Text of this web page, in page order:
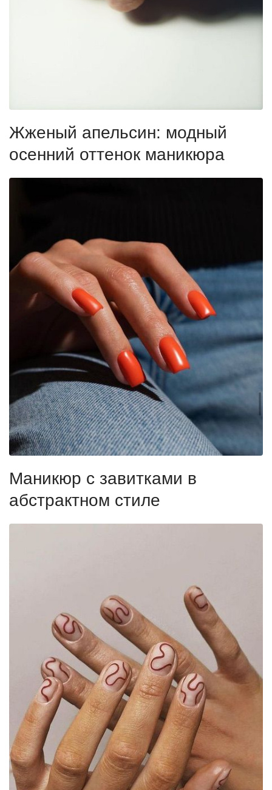
Жженый апельсин: модный
осенний оттенок маникюра
Маникюр с завитками в
абстрактном стиле